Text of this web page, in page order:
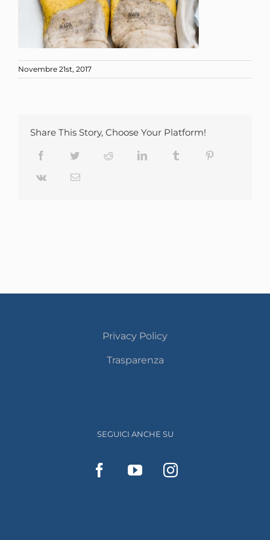
Novembre 21st, 2017
Share This Story, Choose Your Platform!
Facebook Twitter Reddit LinkedIn Tumblr
Vk Email
Privacy Policy
Trasparenza
SEGUICI ANCHE SU